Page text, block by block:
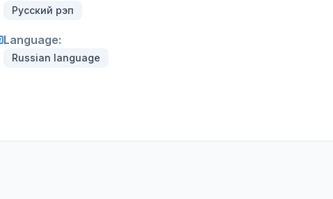
Русский рэп
Language:
Russian language